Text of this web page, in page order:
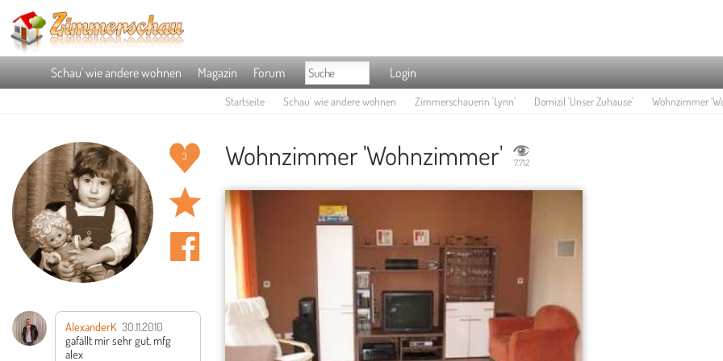
Schau' wie andere wohnen Magazin Forum Login
Startseite Schau' wie andere wohnen Zimmerschauerin 'Lynn' Domizil 'Unser Zuhause' Wohnzimmer
3
AlexanderK 30.11.2010
gafällt mir sehr gut. mfg
alex
Wohnzimmer 'Wohnzimmer' 7.712